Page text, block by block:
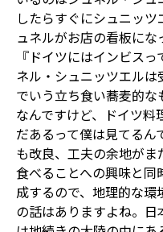
したらすぐにシュニッ
ュネルがお店の看板にな
『ドイツにはインビス
ネル・シュニッツエル
でいう立ち食い蕎麦的
なんですけど、ドイツ料
だあるって僕は見てるん
も改良、工夫の余地がま
食べることへの興味と
成するので、地理的な
の話はありますよね。